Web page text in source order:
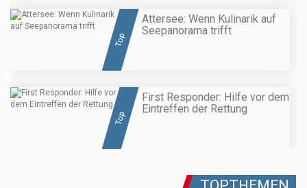
Top
Attersee: Wenn Kulinarik auf
Seepanorama trifft
Top
First Responder: Hilfe vor dem
Eintreffen der Rettung